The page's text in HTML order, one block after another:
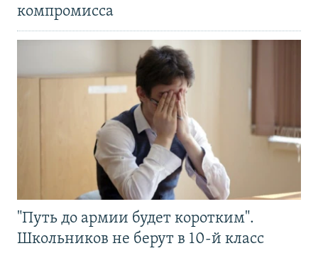
компромисса
"Путь до армии будет коротким".
Школьников не берут в 10-й класс